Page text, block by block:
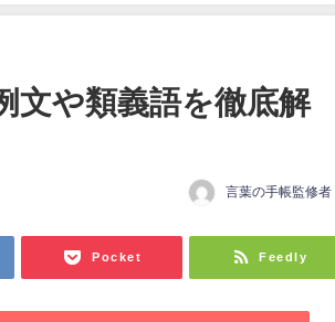
文や類義語を徹底解
言葉の手帳監修者
Pocket Feedly